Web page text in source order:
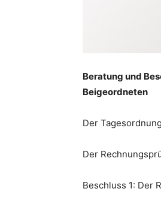
Beratung und
Beigeordneten
Der
Der
Beschluss 1: Der